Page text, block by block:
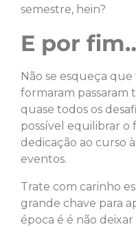
semestre, hein?
E por
Não se esqueça
formaram passaram
quase todos os
possível equilibrar o
dedicação ao curso
eventos.
Trate com carinho
grande chave para
época é é não